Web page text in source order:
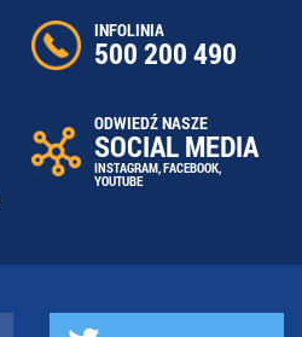
INFOLINIA
500 200 490
ODWIEDŹ NASZE
SOCIAL MEDIA
INSTAGRAM,FACEBOOK,
YOUTUBE